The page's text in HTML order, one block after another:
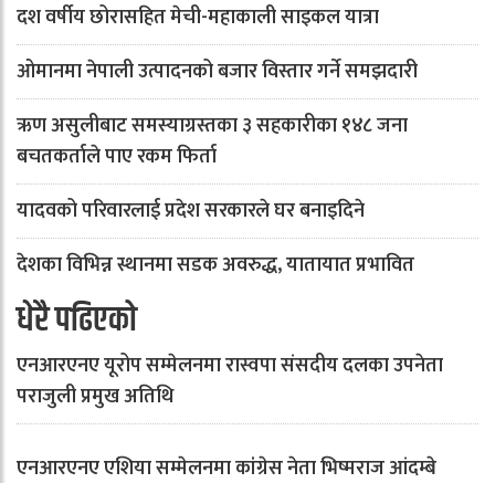
दश वर्षीय छोरासहित मेची-महाकाली साइकल यात्रा
ओमानमा नेपाली उत्पादनको बजार विस्तार गर्ने समझदारी
ऋण असुलीबाट समस्याग्रस्तका ३ सहकारीका १४८ जना
बचतकर्ताले पाए रकम फिर्ता
यादवको परिवारलाई प्रदेश सरकारले घर बनाइदिने
देशका विभिन्न स्थानमा सडक अवरुद्ध, यातायात प्रभावित
धेरै पढिएको
एनआरएनए यूरोप सम्मेलनमा रास्वपा संसदीय दलका उपनेता
पराजुली प्रमुख अतिथि
एनआरएनए एशिया सम्मेलनमा कांग्रेस नेता भिष्मराज आंदम्बे